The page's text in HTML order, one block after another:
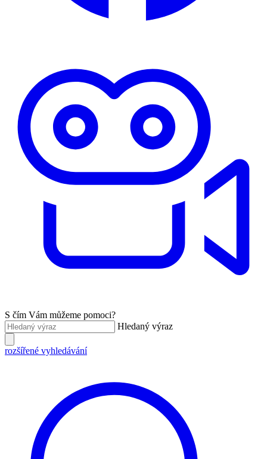
S čím Vám můžeme pomoci?
Hledaný výraz
rozšířené vyhledávání